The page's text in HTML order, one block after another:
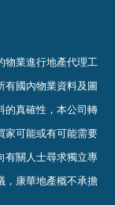
物業進行地產代理工
有國內物業資料及圖
的真確性 ， 本公司轉
家可能或有可能需要
有關人士尋求獨立專
，康華地產概不承擔